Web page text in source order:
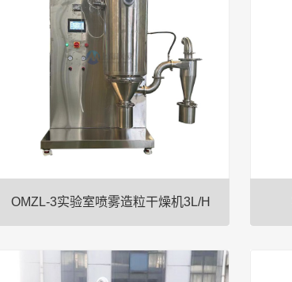
OMZL-3实验室喷雾造粒干燥机3L/H
设备概述实验室喷雾造粒干燥机是一种用于实验